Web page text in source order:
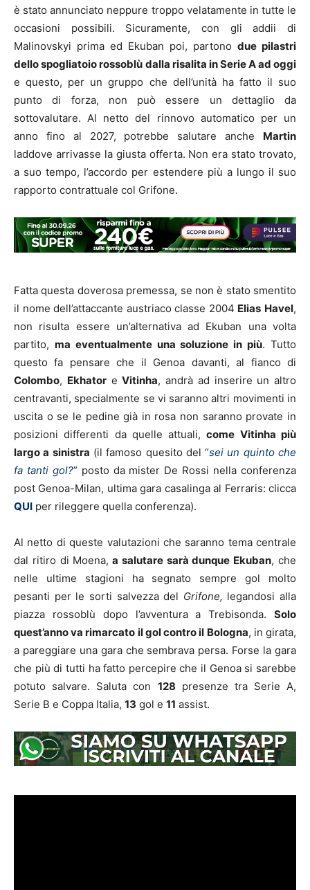
è stato annunciato neppure troppo velatamente in tutte le
occasioni possibili. Sicuramente, con gli addii di
Malinovskyi prima ed Ekuban poi, partono due pilastri
dello spogliatoio rossoblù dalla risalita in Serie A ad oggi
e questo, per un gruppo che dell’unità ha fatto il suo
punto di forza, non può essere un dettaglio da
sottovalutare. Al netto del rinnovo automatico per un
anno fino al 2027, potrebbe salutare anche Martin
laddove arrivasse la giusta offerta. Non era stato trovato,
a suo tempo, l’accordo per estendere più a lungo il suo
rapporto contrattuale col Grifone.
Fatta questa doverosa premessa, se non è stato smentito
il nome dell’attaccante austriaco classe 2004 Elias Havel,
non risulta essere un’alternativa ad Ekuban una volta
partito, ma eventualmente una soluzione in più. Tutto
questo fa pensare che il Genoa davanti, al fianco di
Colombo, EkhatoreVitinha, andrà ad inserire un altro
centravanti, specialmente se vi saranno altri movimenti in
uscita o se le pedine già in rosa non saranno provate in
posizioni differenti da quelle attuali,come Vitinha più
largo a sinistra (il famoso quesito del “sei un quinto che
fa tanti gol?” posto da mister De Rossi nella conferenza
post Genoa-Milan, ultima gara casalinga al Ferraris: clicca
QUI per rileggere quella conferenza).
Al netto di queste valutazioni che saranno tema centrale
dal ritiro di Moena, a salutare sarà dunque Ekuban, che
nelle ultime stagioni ha segnato sempre gol molto
pesanti per le sorti salvezza del Grifone, legandosi alla
piazza rossoblù dopo l’avventura a Trebisonda. Solo
quest’anno va rimarcato il gol contro il Bologna, in girata,
a pareggiare una gara che sembrava persa. Forse la gara
che più di tutti ha fatto percepire che il Genoa si sarebbe
potuto salvare. Saluta con 128 presenze tra Serie A,
Serie B e Coppa Italia, 13 gol e 11 assist.